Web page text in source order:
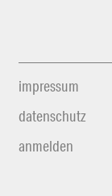
impressum
datenschutz
anmelden